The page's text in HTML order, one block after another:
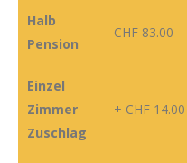
Halb
Pension
CHF 83.00
Einzel
Zimmer
Zuschlag
+ CHF 14.00